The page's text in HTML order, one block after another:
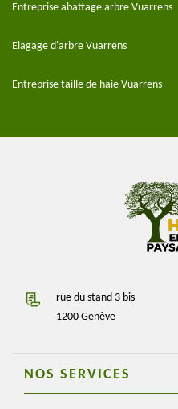
Entreprise abattage arbre Vuarrens
Elagage d'arbre Vuarrens
Entreprise taille de haie Vuarrens
rue du stand 3 bis
1200 Genève
NOS SERVICES